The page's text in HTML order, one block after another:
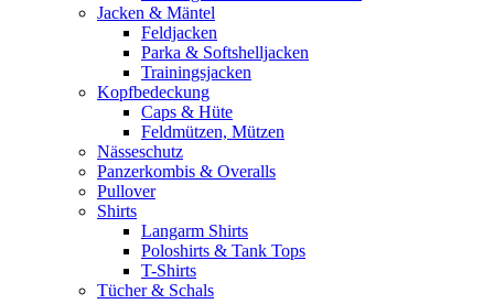
Jacken & Mäntel
Feldjacken
Parka & Softshelljacken
Trainingsjacken
Kopfbedeckung
Caps & Hüte
Feldmützen, Mützen
Nässeschutz
Panzerkombis & Overalls
Pullover
Shirts
Langarm Shirts
Poloshirts & Tank Tops
T-Shirts
Tücher & Schals